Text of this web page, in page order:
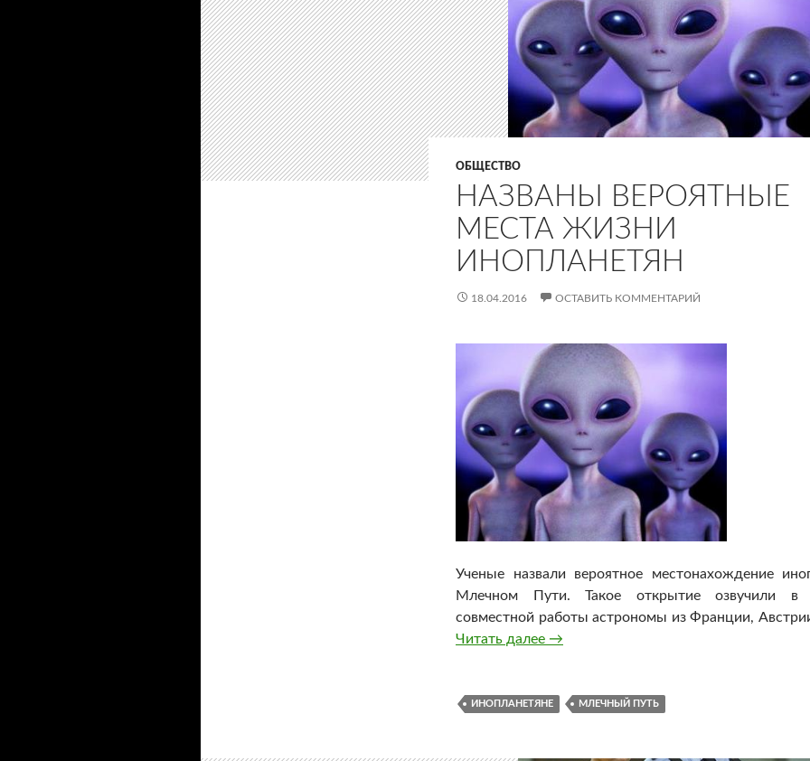
ОБЩЕСТВО
НАЗВАНЫ ВЕРОЯТНЫЕ
МЕСТА ЖИЗНИ
ИНОПЛАНЕТЯН
18.04.2016 ОСТАВИТЬ КОММЕНТАРИЙ
Ученые назвали вероятное местонахождение
Млечном Пути. Такое открытие озвучили в
совместной работы астрономы из Франции,
Читать далее Названы вероятные места жизни
→
ИНОПЛАНЕТЯНЕ МЛЕЧНЫЙ ПУТЬ